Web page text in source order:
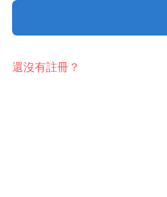
還沒有註冊？